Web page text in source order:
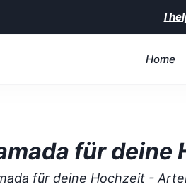
I
Home
für deine
für deine Hochzeit -